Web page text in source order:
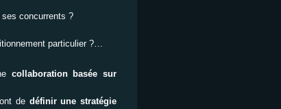
concurrents ?
particulier ?…
collaboration basée sur
de définir une stratégie